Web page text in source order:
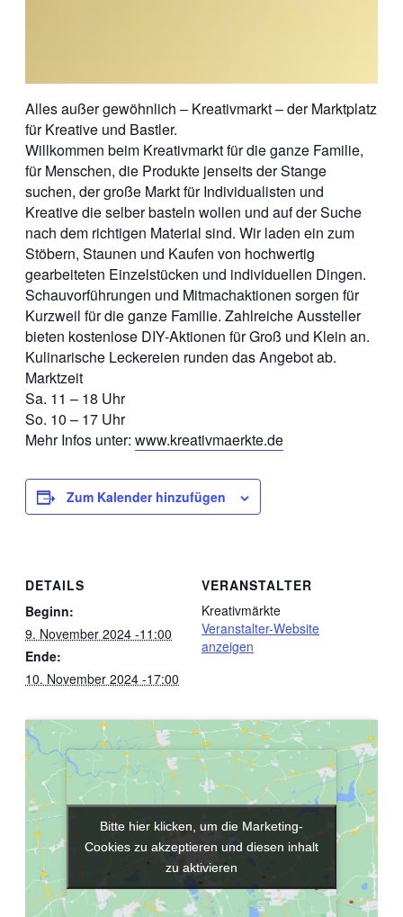
Alles außer gewöhnlich – Kreativmarkt – der Marktplatz
für Kreative und Bastler.
Willkommen beim Kreativmarkt für die ganze Familie,
für Menschen, die Produkte jenseits der Stange
suchen, der große Markt für Individualisten und
Kreative die selber basteln wollen und auf der Suche
nach dem richtigen Material sind. Wir laden ein zum
Stöbern, Staunen und Kaufen von hochwertig
gearbeiteten Einzelstücken und individuellen Dingen.
Schauvorführungen und Mitmachaktionen sorgen für
Kurzweil für die ganze Familie. Zahlreiche Aussteller
bieten kostenlose DIY-Aktionen für Groß und Klein an.
Kulinarische Leckereien runden das Angebot ab.
Marktzeit
Sa. 11 – 18 Uhr
So. 10 – 17 Uhr
Mehr Infos unter: www.kreativmaerkte.de
Zum Kalender hinzufügen
DETAILS
Beginn:
9. November 2024 -11:00
Ende:
10. November 2024 -17:00
VERANSTALTER
Kreativmärkte
Veranstalter-Website
anzeigen
Bitte hier klicken, um die Marketing-
Cookies zu akzeptieren und diesen inhalt
zu aktivieren
Bitte hier klicken, um die Marketing-
Cookies zu akzeptieren und diesen inhalt
zu aktivieren